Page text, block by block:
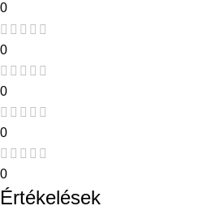
0
0
0
0
0
Értékelések